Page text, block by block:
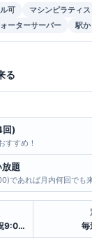
可
マシンピラティス
ーターサーバー 駅
る
回)
すすめ！
題
であれば月内何回でも
平日 10:00〜21:00/土・祝9:00〜20:00
毎